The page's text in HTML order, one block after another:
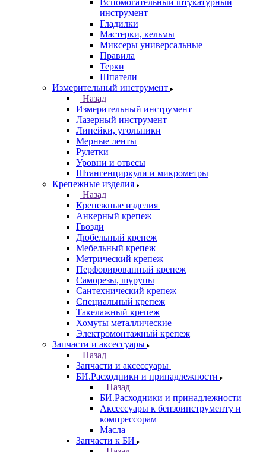
Вспомогательный штукатурный
инструмент
Гладилки
Мастерки, кельмы
Миксеры универсальные
Правила
Терки
Шпатели
Измерительный инструмент
Назад
Измерительный инструмент
Лазерный инструмент
Линейки, угольники
Мерные ленты
Рулетки
Уровни и отвесы
Штангенциркули и микрометры
Крепежные изделия
Назад
Крепежные изделия
Анкерный крепеж
Гвозди
Дюбельный крепеж
Мебельный крепеж
Метрический крепеж
Перфорированный крепеж
Саморезы, шурупы
Сантехнический крепеж
Специальный крепеж
Такелажный крепеж
Хомуты металлические
Электромонтажный крепеж
Запчасти и аксессуары
Назад
Запчасти и аксессуары
БИ.Расходники и принадлежности
Назад
БИ.Расходники и принадлежности
Аксессуары к бензоинструменту и
компрессорам
Масла
Запчасти к БИ